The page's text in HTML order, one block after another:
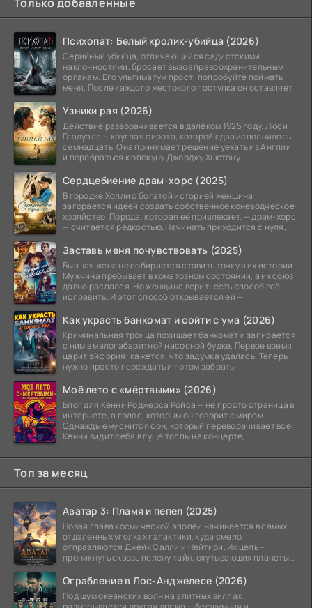
Психопат: Белый кролик-убийца (2026)
Серийный убийца, отличающийся садистскими
наклонностями, бросает вызов правоохранительным
органам. Его ультиматум прост: попробуйте поймать
меня. После каждого жестокого поступка он оставляет
Узники рая (2026)
Действие разворачивается в далёком 1925 году. Люси
Гладуэлл — круглая сирота, которой едва исполнилось
семнадцать. Она принимает решение уехать из Англии
и перебраться к опекуну Джорджу Хьютону.
Сердцебиение драм-хорс (2025)
В городке Холли с богатой историей женщина
загорается идеей создать собственное коневодческое
хозяйство. Порода, которая её привлекает, — драм-хорс
— считается редкостью. Начинать приходится с нуля,
Заставь меня почувствовать (2025)
Бывшая жена не собирается ставить точку в их истории.
Мужчина пребывает в коматозном состоянии, а их союз
давно распался. Но женщина верит: есть способ всё
исправить. И этот способ открывается ей —
Как украсть банкомат и сойти с ума (2026)
Криминальная троица похищает банкомат и запирается
с ним в малогабаритной насосной будке. Первое время
царит эйфория: кажется, что задумка удалась. Теперь
нужно просто переждать и потом забрать
Моё лето с «мёртвыми» (2026)
Блог для Кенни Роджерса Ройса — не просто страница в
интернете, а голос, которым он говорит с миром.
Однажды ему снится сон, который переворачивает всё:
Кенни видит себя в гуще толпы на концерте,
Топ за месяц
Аватар 3: Пламя и пепел (2025)
Новая глава космической эпопеи начинается в самых
отдаленных уголках галактики, куда смело
отправляются Джейк Салли и Нейтири. Их цель –
проникнуть сквозь пелену тайн, окутывающих планеты
Ограбление в Лос-Анджелесе (2026)
Под шум океанских волн на элитных виллах